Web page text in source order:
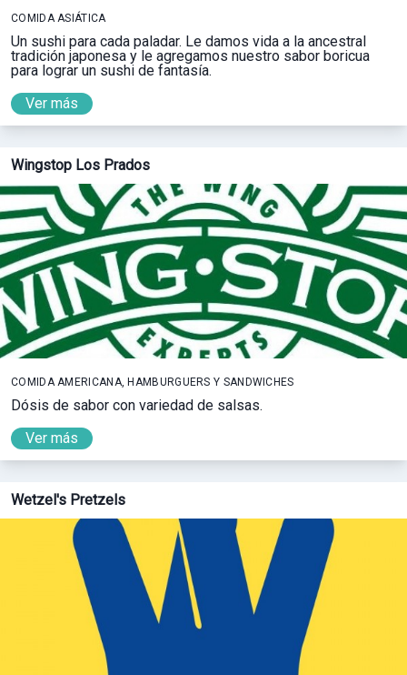
COMIDA ASIÁTICA
Un sushi para cada paladar. Le damos vida a la ancestral
tradición japonesa y le agregamos nuestro sabor boricua
para lograr un sushi de fantasía.
Ver más
Wingstop Los Prados
COMIDA AMERICANA, HAMBURGUERS Y SANDWICHES
Dósis de sabor con variedad de salsas.
Ver más
Wetzel's Pretzels